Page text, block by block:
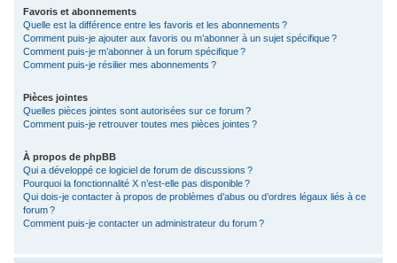
Favoris et abonnements
Quelle est la différence entre les favoris et les abonnements ?
Comment puis-je ajouter aux favoris ou m’abonner à un sujet spécifique ?
Comment puis-je m’abonner à un forum spécifique ?
Comment puis-je résilier mes abonnements ?
Pièces jointes
Quelles pièces jointes sont autorisées sur ce forum ?
Comment puis-je retrouver toutes mes pièces jointes ?
À propos de phpBB
Qui a développé ce logiciel de forum de discussions ?
Pourquoi la fonctionnalité X n’est-elle pas disponible ?
Qui dois-je contacter à propos de problèmes d’abus ou d’ordres légaux liés à ce
forum ?
Comment puis-je contacter un administrateur du forum ?